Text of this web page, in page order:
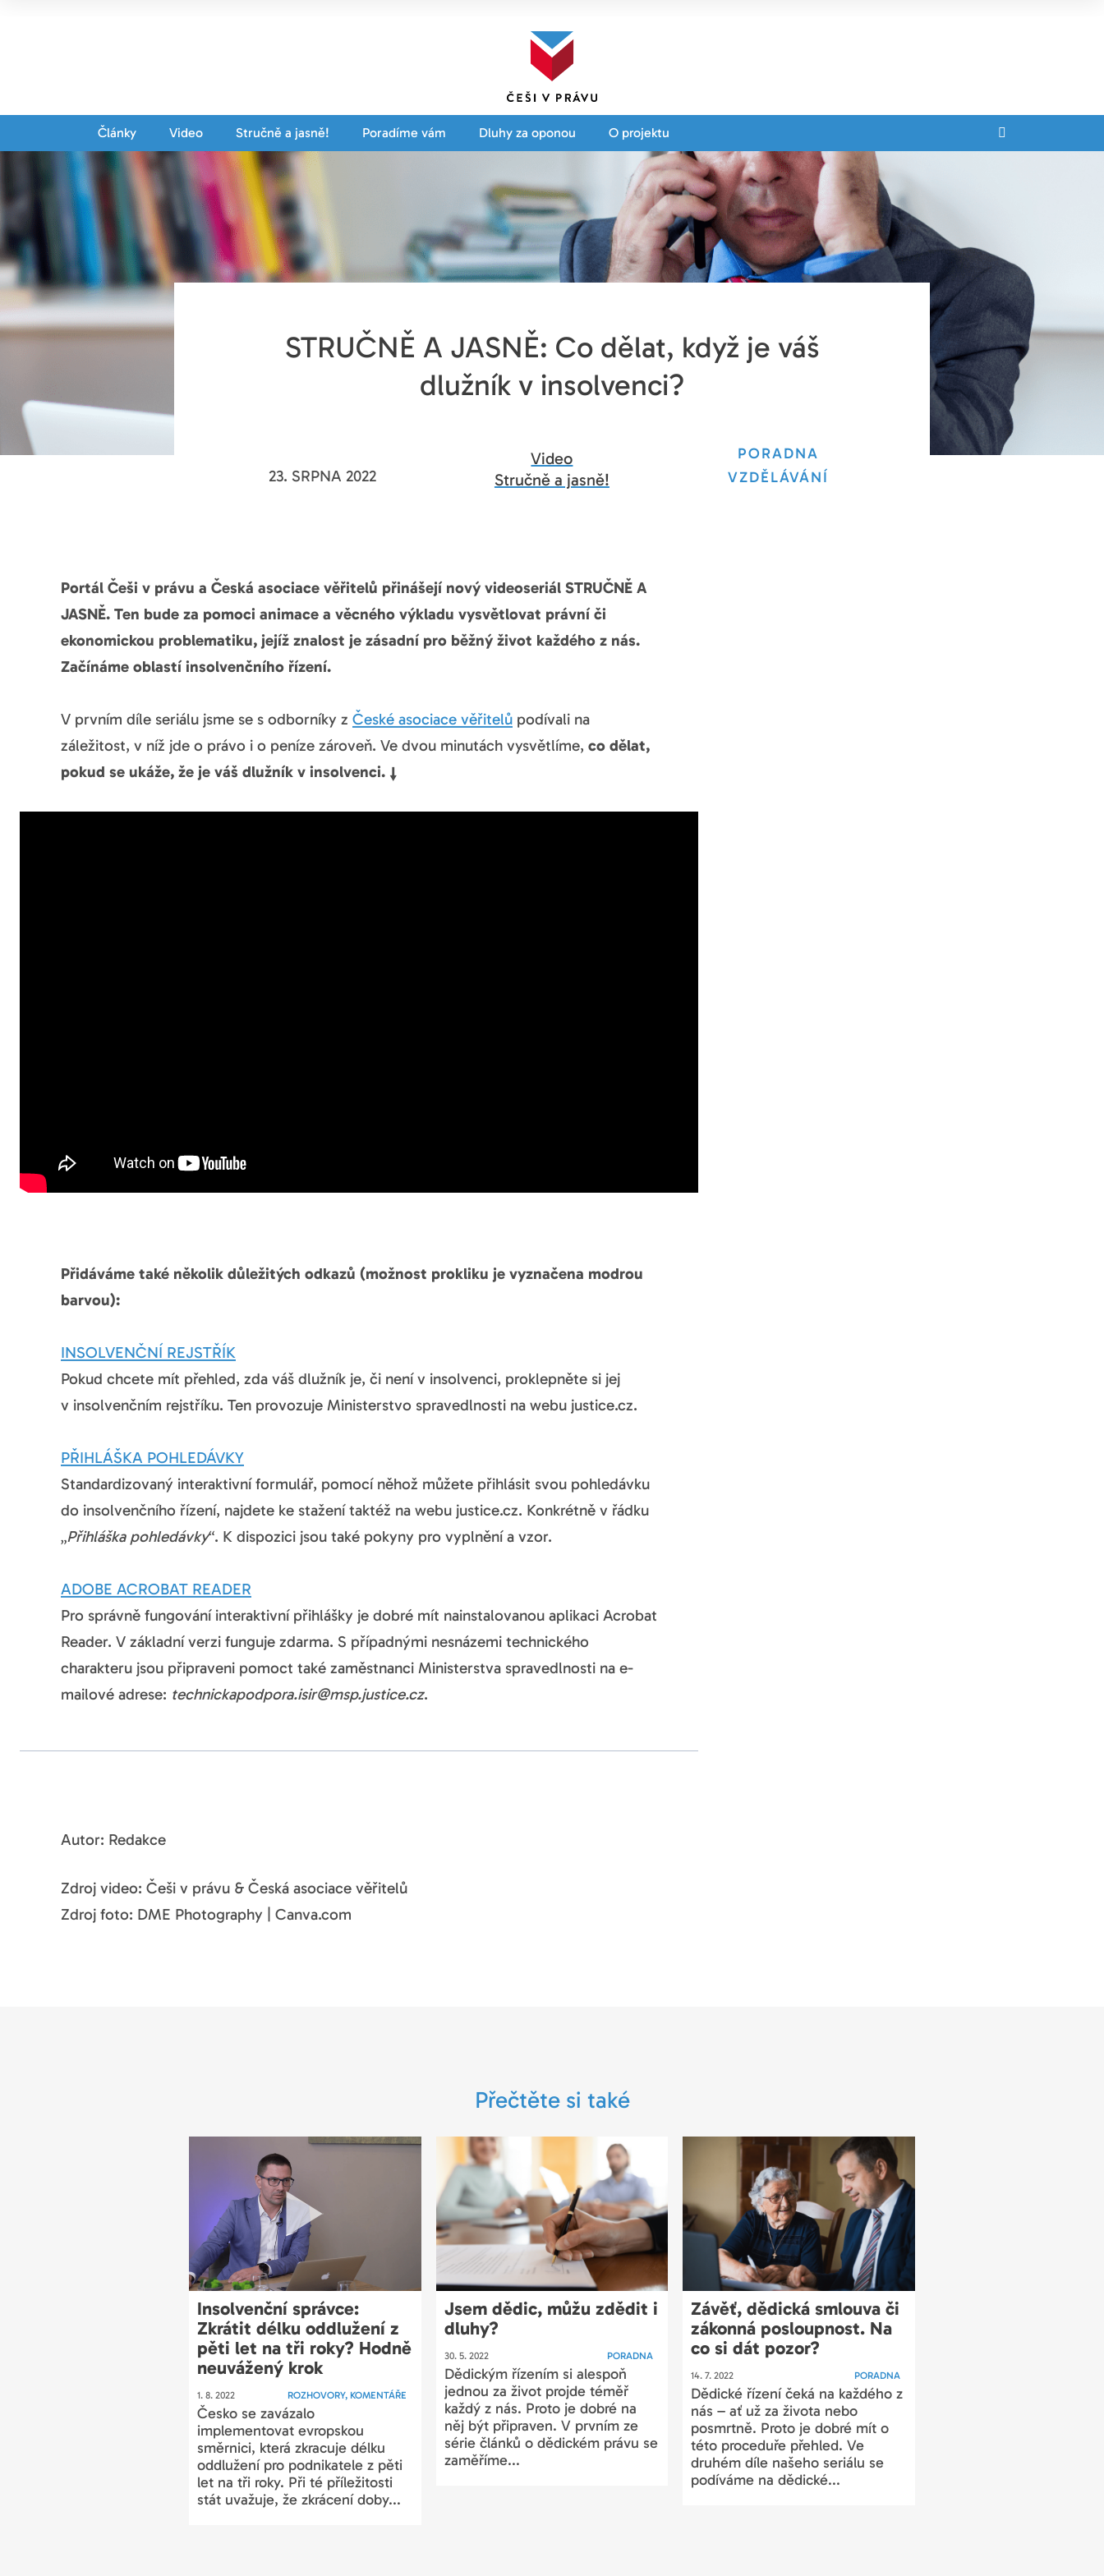
Články Video Stručně a jasně! Poradíme vám Dluhy za oponou O projektu
STRUČNĚ A JASNĚ: Co dělat, když je váš
dlužník v insolvenci?
23. SRPNA 2022
Video
Stručně a jasně!
PORADNA
VZDĚLÁVÁNÍ
Portál Češi v právu a Česká asociace věřitelů přinášejí nový videoseriál STRUČNĚ A
JASNĚ. Ten bude za pomoci animace a věcného výkladu vysvětlovat právní či
ekonomickou problematiku, jejíž znalost je zásadní pro běžný život každého z nás.
Začínáme oblastí insolvenčního řízení.
V prvním díle seriálu jsme se s odborníky z České asociace věřitelůpodívali na
záležitost, v níž jde o právo i o peníze zároveň. Ve dvou minutách vysvětlíme, co dělat,
pokud se ukáže, že je váš dlužník v insolvenci. ↓
Přidáváme také několik důležitých odkazů (možnost prokliku je vyznačena modrou
barvou):
INSOLVENČNÍ REJSTŘÍK
Pokud chcete mít přehled, zda váš dlužník je, či není v insolvenci, proklepněte si jej
v insolvenčním rejstříku. Ten provozuje Ministerstvo spravedlnosti na webu justice.cz.
PŘIHLÁŠKA POHLEDÁVKY
Standardizovaný interaktivní formulář, pomocí něhož můžete přihlásit svou pohledávku
do insolvenčního řízení, najdete ke stažení taktéž na webu justice.cz. Konkrétně v řádku
„Přihláška pohledávky“. K dispozici jsou také pokyny pro vyplnění a vzor.
ADOBE ACROBAT READER
Pro správně fungování interaktivní přihlášky je dobré mít nainstalovanou aplikaci Acrobat
Reader. V základní verzi funguje zdarma. S případnými nesnázemi technického
charakteru jsou připraveni pomoct také zaměstnanci Ministerstva spravedlnosti na e-
mailové adrese: technickapodpora.isir@msp.justice.cz.
Autor: Redakce
Zdroj video: Češi v právu & Česká asociace věřitelů
Zdroj foto: DME Photography | Canva.com
Přečtěte si také
Insolvenční správce:
Zkrátit délku oddlužení z
pěti let na tři roky? Hodně
neuvážený krok
1. 8. 2022 ROZHOVORY, KOMENTÁŘE
Česko se zavázalo
implementovat evropskou
směrnici, která zkracuje délku
oddlužení pro podnikatele z pěti
let na tři roky. Při té příležitosti
stát uvažuje, že zkrácení doby...
Jsem dědic, můžu zdědit i
dluhy?
30. 5. 2022 PORADNA
Dědickým řízením si alespoň
jednou za život projde téměř
každý z nás. Proto je dobré na
něj být připraven. V prvním ze
série článků o dědickém právu se
zaměříme...
Závěť, dědická smlouva či
zákonná posloupnost. Na
co si dát pozor?
14. 7. 2022 PORADNA
Dědické řízení čeká na každého z
nás – ať už za života nebo
posmrtně. Proto je dobré mít o
této proceduře přehled. Ve
druhém díle našeho seriálu se
podíváme na dědické...